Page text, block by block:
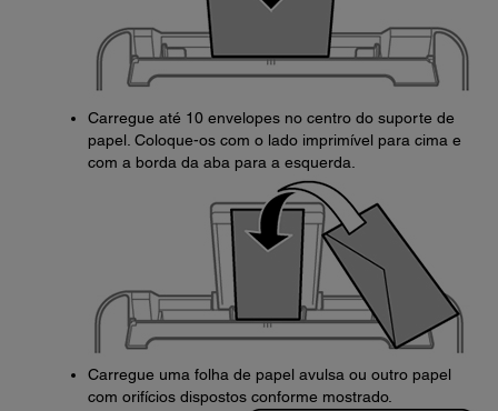
Carregue até 10 envelopes no centro do suporte de
papel. Coloque-os com o lado imprimível para cima e
com a borda da aba para a esquerda.
Carregue uma folha de papel avulsa ou outro papel
com orifícios dispostos conforme mostrado.